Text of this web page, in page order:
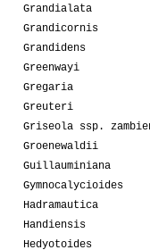
Grandialata
Grandicornis
Grandidens
Greenwayi
Gregaria
Greuteri
Griseola ssp.
Groenewaldii
Guillauminiana
Gymnocalycioides
Hadramautica
Handiensis
Hedyotoides